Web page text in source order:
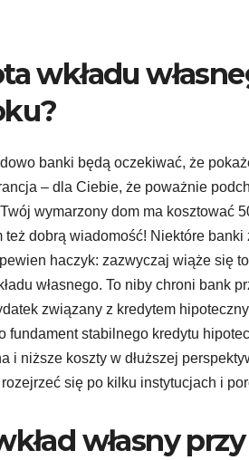
wkładu
banki będą oczekiwać, że
– dla Ciebie, że poważnie
wymarzony dom ma kosztować
dobrą wiadomość! Niektóre banki
haczyk: zazwyczaj wiąże się
własnego. To niby chroni bank
związany z kredytem
fundament stabilnego kredytu
niższe koszty w dłuższej
się po kilku instytucjach i
własny